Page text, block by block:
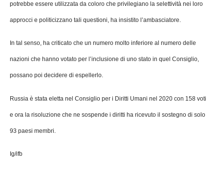
potrebbe essere utilizzata da coloro che privilegiano la selettività nei loro
approcci e politicizzano tali questioni, ha insistito l’ambasciatore.
In tal senso, ha criticato che un numero molto inferiore al numero delle
nazioni che hanno votato per l’inclusione di uno stato in quel Consiglio,
possano poi decidere di espellerlo.
Russia è stata eletta nel Consiglio per i Diritti Umani nel 2020 con 158 voti
e ora la risoluzione che ne sospende i diritti ha ricevuto il sostegno di solo
93 paesi membri.
Ig/ifb